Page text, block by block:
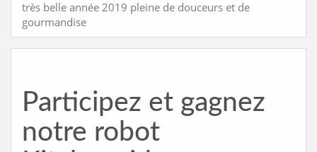
très belle année 2019 pleine de douceurs et de
gourmandise
Participez et gagnez
notre robot